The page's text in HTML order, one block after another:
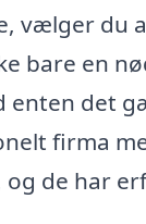
vælger du
bare en
enten det
firma
de har